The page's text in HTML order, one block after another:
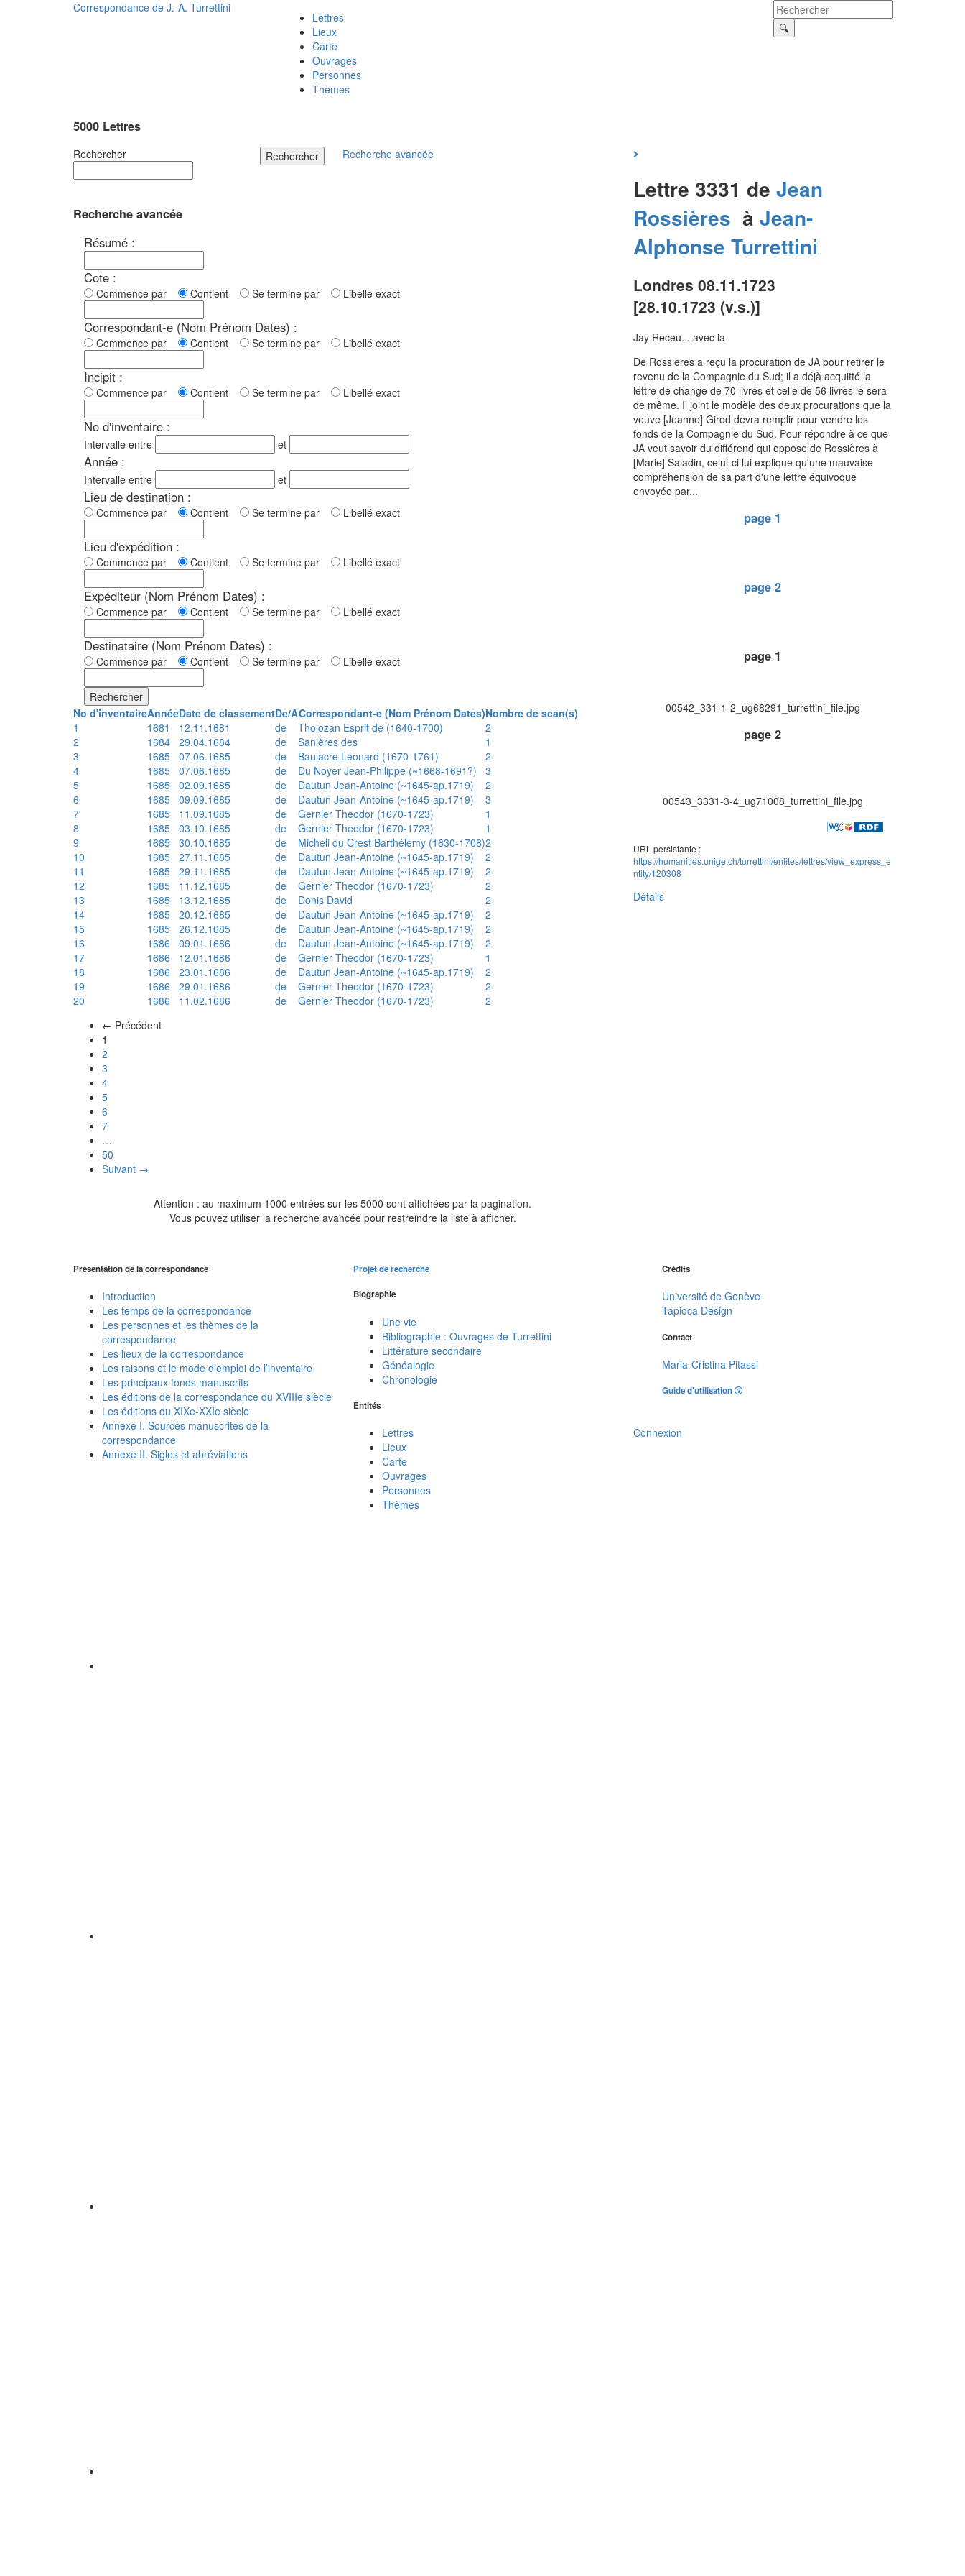
Correspondance de J.-A. Turrettini
Lettres
Lieux
Carte
Ouvrages
Personnes
Thèmes
5000 Lettres
Rechercher Rechercher Recherche avancée
Recherche avancée
Résumé :
Cote :
Commence par Contient Se termine par Libellé exact
Correspondant-e (Nom Prénom Dates) :
Commence par Contient Se termine par Libellé exact
Incipit :
Commence par Contient Se termine par Libellé exact
No d'inventaire :
Intervalle entre et
Année :
Intervalle entre et
Lieu de destination :
Commence par Contient Se termine par Libellé exact
Lieu d'expédition :
Commence par Contient Se termine par Libellé exact
Expéditeur (Nom Prénom Dates) :
Commence par Contient Se termine par Libellé exact
Destinataire (Nom Prénom Dates) :
Commence par Contient Se termine par Libellé exact
Rechercher
No d'inventaireAnnéeDate de classementDe/ACorrespondant-e (Nom Prénom Dates)Nombre de scan(s)
1
1681 12.11.1681 de Tholozan Esprit de (1640-1700)
2
2
1684 29.04.1684 de Sanières des
1
3
1685 07.06.1685 de Baulacre Léonard (1670-1761)
2
4
1685 07.06.1685 de Du Noyer Jean-Philippe (~1668-1691?)
3
5
1685 02.09.1685 de Dautun Jean-Antoine (~1645-ap.1719)
2
6
1685 09.09.1685 de Dautun Jean-Antoine (~1645-ap.1719)
3
7
1685 11.09.1685 de Gernler Theodor (1670-1723)
1
8
1685 03.10.1685 de Gernler Theodor (1670-1723)
1
9
1685 30.10.1685 de Micheli du Crest Barthélemy (1630-1708)2
10
1685 27.11.1685 de Dautun Jean-Antoine (~1645-ap.1719)
2
11
1685 29.11.1685 de Dautun Jean-Antoine (~1645-ap.1719)
2
12
1685 11.12.1685 de Gernler Theodor (1670-1723)
2
13
1685 13.12.1685 de Donis David
2
14
1685 20.12.1685 de Dautun Jean-Antoine (~1645-ap.1719)
2
15
1685 26.12.1685 de Dautun Jean-Antoine (~1645-ap.1719)
2
16
1686 09.01.1686 de Dautun Jean-Antoine (~1645-ap.1719)
2
17
1686 12.01.1686 de Gernler Theodor (1670-1723)
1
18
1686 23.01.1686 de Dautun Jean-Antoine (~1645-ap.1719)
2
19
1686 29.01.1686 de Gernler Theodor (1670-1723)
2
20
1686 11.02.1686 de Gernler Theodor (1670-1723)
2
← Précédent
1
2
3
4
5
6
7
…
50
Suivant →
Attention : au maximum 1000 entrées sur les 5000 sont affichées par la pagination.
Vous pouvez utiliser la recherche avancée pour restreindre la liste à afficher.
Lettre 3331 de Jean
Rossières à Jean-
Alphonse Turrettini
Londres 08.11.1723
[28.10.1723 (v.s.)]
Jay Receu... avec la
De Rossières a reçu la procuration de JA pour retirer le
revenu de la Compagnie du Sud; il a déjà acquitté la
lettre de change de 70 livres et celle de 56 livres le sera
de même. Il joint le modèle des deux procurations que la
veuve [Jeanne] Girod devra remplir pour vendre les
fonds de la Compagnie du Sud. Pour répondre à ce que
JA veut savoir du différend qui oppose de Rossières à
[Marie] Saladin, celui-ci lui explique qu'une mauvaise
compréhension de sa part d'une lettre équivoque
envoyée par...
page 1
page 2
page 1
00542_331-1-2_ug68291_turrettini_file.jpg
page 2
00543_3331-3-4_ug71008_turrettini_file.jpg
URL persistante :
https://humanities.unige.ch/turrettini/entites/lettres/view_express_e
ntity/120308
Détails
Présentation de la correspondance
Introduction
Les temps de la correspondance
Les personnes et les thèmes de la
correspondance
Les lieux de la correspondance
Les raisons et le mode d’emploi de l’inventaire
Les principaux fonds manuscrits
Les éditions de la correspondance du XVIIIe siècle
Les éditions du XIXe-XXIe siècle
Annexe I. Sources manuscrites de la
correspondance
Annexe II. Sigles et abréviations
Projet de recherche
Biographie
Une vie
Bibliographie : Ouvrages de Turrettini
Littérature secondaire
Généalogie
Chronologie
Entités
Lettres
Lieux
Carte
Ouvrages
Personnes
Thèmes
Crédits
Université de Genève
Tapioca Design
Contact
Maria-Cristina Pitassi
Guide d'utilisation
Connexion